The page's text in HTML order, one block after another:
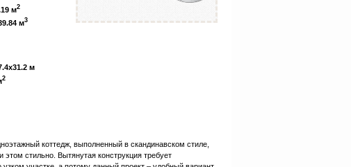
м2
м3
м
2
коттедж, выполненный в скандинавском стиле,
этом стильно. Вытянутая конструкция требует